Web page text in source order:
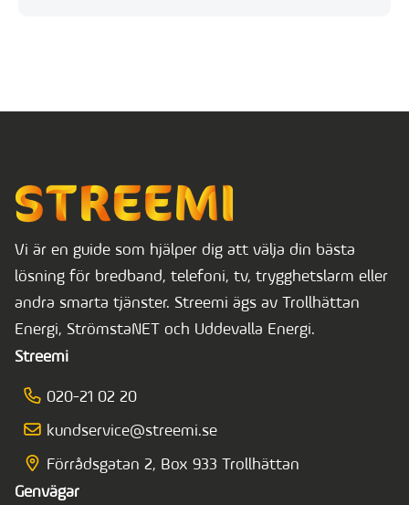
Vi är en guide som hjälper dig att välja din bästa
lösning för bredband, telefoni, tv, trygghetslarm eller
andra smarta tjänster. Streemi ägs av Trollhättan
Energi, StrömstaNET och Uddevalla Energi.
Streemi
020-21 02 20
kundservice@streemi.se
Förrådsgatan 2, Box 933 Trollhättan
Genvägar